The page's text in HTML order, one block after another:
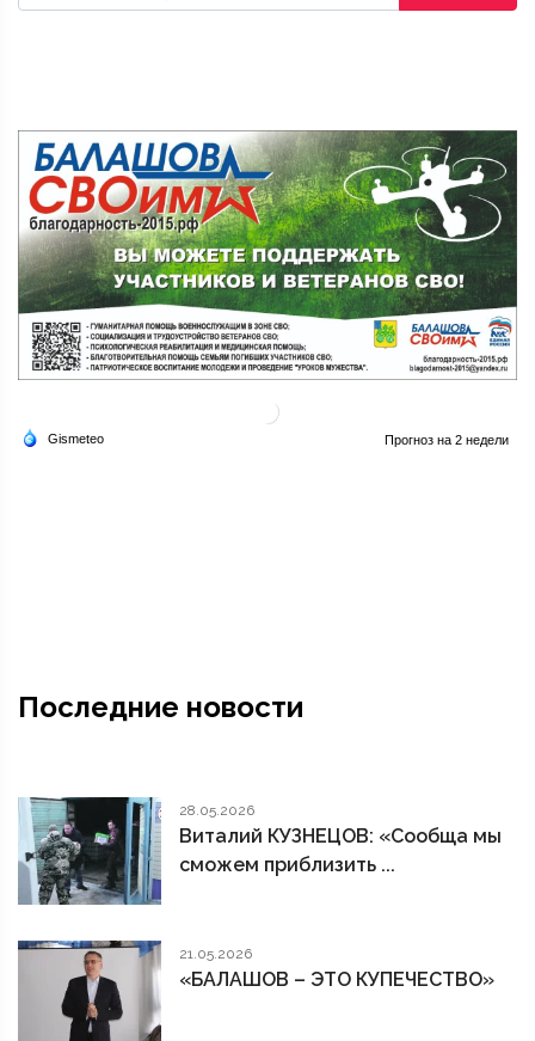
Последние новости
28.05.2026
Виталий КУЗНЕЦОВ: «Сообща мы
сможем приблизить ...
21.05.2026
«БАЛАШОВ – ЭТО КУПЕЧЕСТВО»